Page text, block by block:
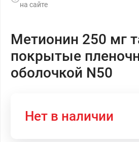
на сайте
Метионин 250 мг
покрытые
оболочкой N50
Нет в наличии